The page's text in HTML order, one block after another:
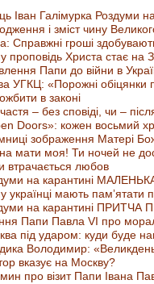
Іван Галімурка Роздуми
і зміст чину
Справжні гроші
проповідь Христа стає на
Папи до війни в
УГКЦ: «Порожні обіцянки
в законі
– без сповіді, чи –
Doors»: кожен восьмий
зображення Матері
мати моя! Ти ночей не
втрачається любов
на карантині
українці мають памʼятати
на карантині
Папи Павла VI про
під ударом: куди буде
Володимир: «Великдень
вказує на Москву?
про візит Папи Івана